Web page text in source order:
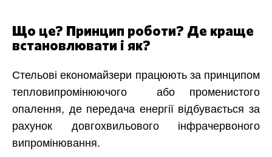
Що це? Принцип роботи? Де краще
встановлювати і як?
Стельові економайзери працюють за принципом
тепловипромінюючого або променистого
опалення, де передача енергії відбувається за
рахунок довгохвильового інфрачервоного
випромінювання.